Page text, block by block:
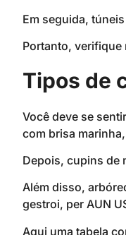
Em seguida,
Portanto, verifique
Tipos de
Você deve se
com brisa
Depois, cupins de
Além disso,
gestroi, per AUN
Aqui uma tabela